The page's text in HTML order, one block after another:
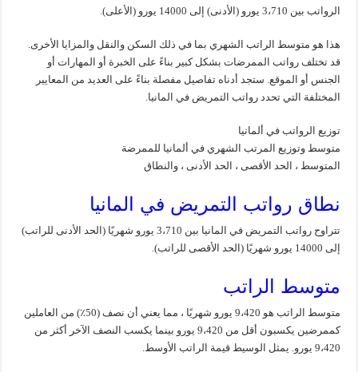
الرواتب بين 3،710 يورو (الأدنى) إلى 14000 يورو (الأعلى).
هذا هو متوسط ​​الراتب الشهري بما في ذلك السكن والنقل والمزايا الأخرى.
قد تختلف رواتب الممرضات بشكل كبير بناءً على الخبرة أو المهارات أو
الجنس أو الموقع. ستجد أدناه تفاصيل مفصلة بناءً على العديد من المعايير
المختلفة التي تحدد رواتب التمريض في المانيا.
توزيع الرواتب في ألمانيا
متوسط ​​وتوزيع المرتب الشهري في ألمانيا للممرضة
المتوسط ​​، الحد الأقصى ، الحد الأدنى ، والنطاق
نطاق رواتب التمريض في المانيا
تتراوح رواتب التمريض في المانيا بين 3،710 يورو شهريًا (الحد الأدنى للراتب)
إلى 14000 يورو شهريًا (الحد الأقصى للراتب).
متوسط ​​الراتب
متوسط ​​الراتب هو 9،420 يورو شهريًا ، مما يعني أن نصف (50٪) من العاملين
كممرضين يكسبون أقل من 9،420 يورو بينما يكسب النصف الآخر أكثر من
9،420 يورو. يمثل الوسيط قيمة الراتب الأوسط.